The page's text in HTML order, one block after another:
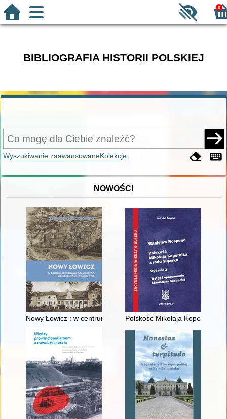
0
BIBLIOGRAFIA HISTORII POLSKIEJ
Wyszukiwanie zaawansowaneKolekcje
NOWOŚCI
Nowy Łowicz : w centrum poligonu drawskiego od
Polskość Mikołaja Kopernika z